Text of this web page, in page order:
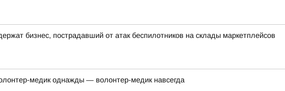
бизнес, пострадавший от атак беспилотников на склады маркетплейсов
медик однажды — волонтер-медик навсегда